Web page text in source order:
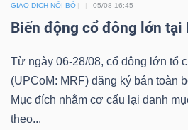
GIAO DỊCH NỘI BỘ 05/08 16:45
Biến động cổ đông lớn tại
Từ ngày 06-28/08, cổ đông lớn tổ
(UPCoM: MRF) đăng ký bán toàn
Mục đích nhằm cơ cấu lại danh
theo...
Truyền
tài
chính